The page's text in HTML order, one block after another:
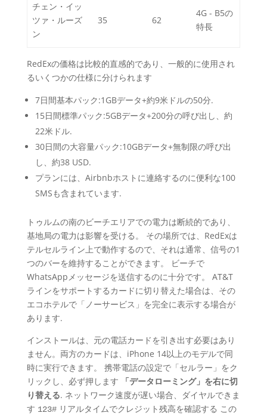
チェン・イッ
ツァ・ルーズ
ン
35 62
4G - B5の
特長
RedExの価格は比較的直感的であり、一般的に使用され
るいくつかの仕様に分けられます
7日間基本パック:1GBデータ+約9米ドルの50分.
15日間標準パック:5GBデータ+200分の呼び出し、約
22米ドル.
30日間の大容量パック:10GBデータ+無制限の呼び出
し、約38 USD.
プランには、Airbnbホストに連絡するのに便利な100
SMSも含まれています.
トゥルムの南のビーチエリアでの電力は断続的であり、
基地局の電力は影響を受ける。 その場所では、RedExは
テルセルライン上で動作するので、それは通常、信号の1
つのバーを維持することができます。 ビーチで
WhatsAppメッセージを送信するのに十分です。 AT&T
ラインをサポートするカードに切り替えた場合は、その
エコホテルで「ノーサービス」を完全に表示する場合が
あります.
インストールは、元の電話カードを引き出す必要はあり
ません。両方のカードは、iPhone 14以上のモデルで同
時に実行できます。 携帯電話の設定で「セルラー」をク
リックし、必ず押します
「データローミング」を右に切
り替える. ネットワーク速度が遅い場合、ダイヤルできま
す 123#リアルタイムでクレジット残高を確認する この